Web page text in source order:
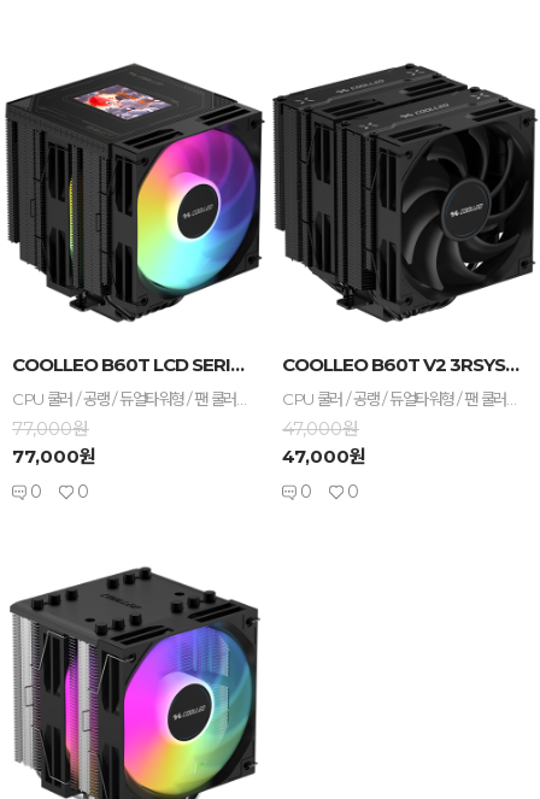
COOLLEO B60T LCD SERIES 3RSY...
77,000원
77,000원
0
0
COOLLEO B60T V2 3RSYS BLACK
47,000원
47,000원
0
0